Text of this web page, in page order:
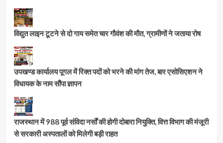
विद्युत लाइन टूटने से दो गाय समेत चार गौवंश की मौत, ग्रामीणों ने जताया रोष
उपखण्ड कार्यालय पूगल में रिक्त पदों को भरने की मांग तेज, बार एसोसिएशन ने
विधायक के नाम सौंपा ज्ञापन
राजस्थान में 988 पूर्व संविदा नर्सों की होगी दोबारा नियुक्ति, वित्त विभाग की मंजूरी
से सरकारी अस्पतालों को मिलेगी बड़ी राहत